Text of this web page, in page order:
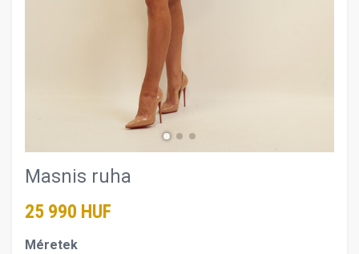
Masnis ruha
25 990 HUF
Méretek